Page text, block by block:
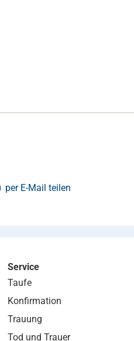
per E-Mail teilen
Service
Taufe
Konfirmation
Trauung
Tod und Trauer